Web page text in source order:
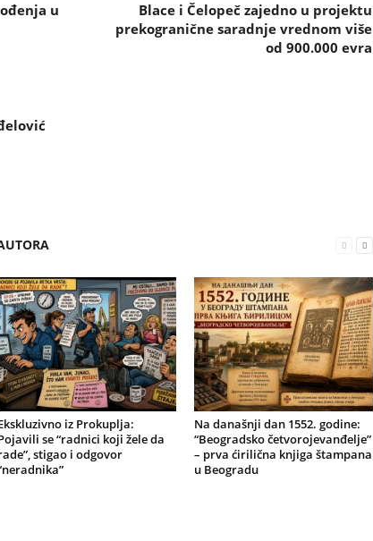
u
Blace i Čelopeč zajedno u projektu
prekogranične saradnje vrednom više
od 900.000 evra
iz Prokuplja:
se “radnici koji žele da
stigao i odgovor
Na današnji dan 1552. godine:
“Beogradsko četvorojevanđelje”
– prva ćirilična knjiga štampana
u Beogradu